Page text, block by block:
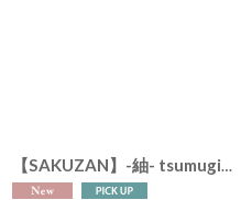
【SAKUZAN】-紬- tsumugi 片口碗 碗 中鉢 抹茶ラテボウル